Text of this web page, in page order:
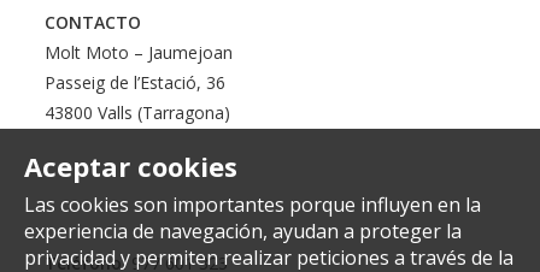
Aceptar cookies
Las cookies son importantes porque influyen en la
experiencia de navegación, ayudan a proteger la
privacidad y permiten realizar peticiones a través de la
CONTACTO
Molt Moto – Jaumejoan
Passeig de l’Estació, 36
43800 Valls (Tarragona)
Teléfono:977 601 323